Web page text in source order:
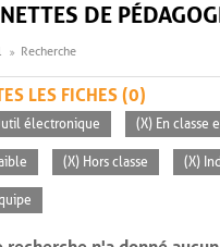
DE
Recherche
LES FICHES (0)
électronique (X) En classe
(X) Hors classe (X)